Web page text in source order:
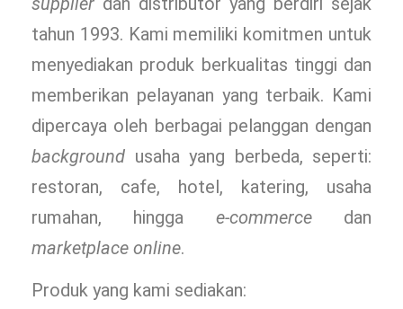
tahun 1993. Kami memiliki komitmen untuk
menyediakan produk berkualitas tinggi dan
memberikan pelayanan yang terbaik. Kami
dipercaya oleh berbagai pelanggan dengan
background usaha yang berbeda, seperti:
restoran, cafe, hotel, katering, usaha
rumahan, hingga e-commercedan
marketplace online.
Produk yang kami sediakan: